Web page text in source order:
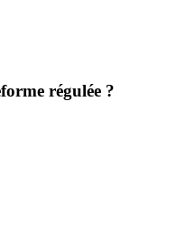
régulée ?